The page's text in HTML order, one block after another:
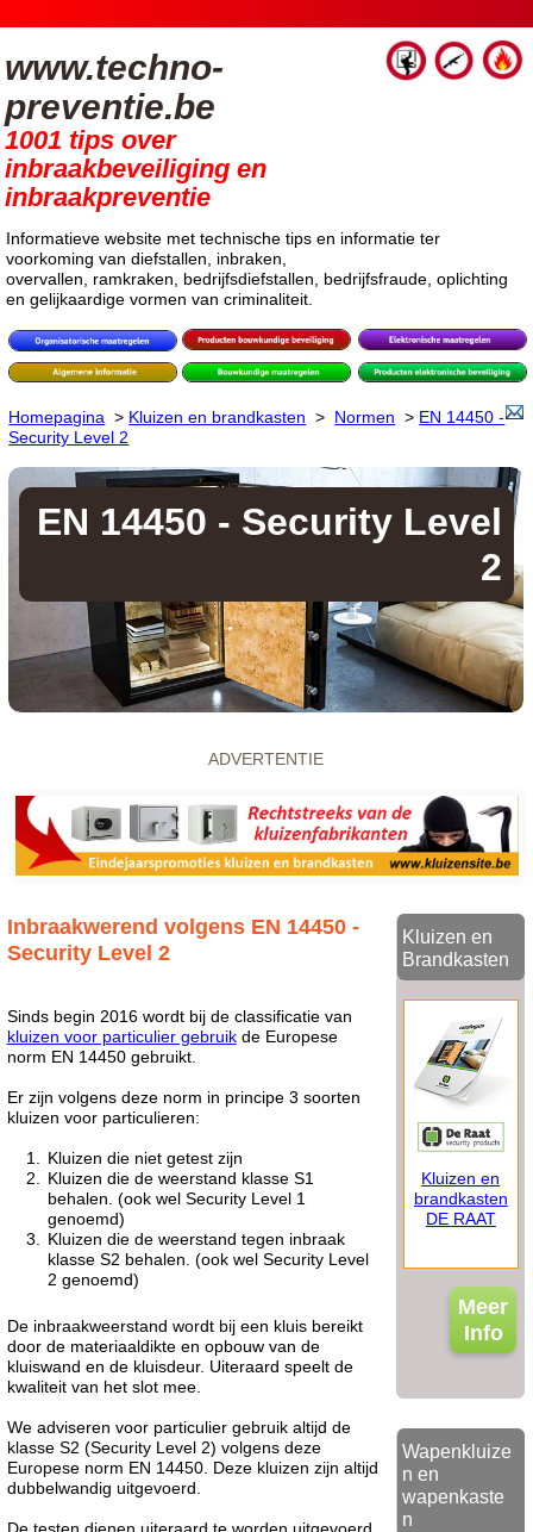
www.techno-
preventie.be
1001 tips over
inbraakbeveiliging en
inbraakpreventie
Informatieve website met technische tips en informatie ter
voorkoming van diefstallen, inbraken,
overvallen, ramkraken, bedrijfsdiefstallen, bedrijfsfraude, oplichting
en gelijkaardige vormen van criminaliteit.
Homepagina > Kluizen en brandkasten > Normen > EN 14450 -
Security Level 2
EN 14450 - Security Level
2
ADVERTENTIE
Inbraakwerend volgens EN 14450 -
Security Level 2
Sinds begin 2016 wordt bij de classificatie van
kluizen voor particulier gebruikde Europese
norm EN 14450 gebruikt.
Er zijn volgens deze norm in principe 3 soorten
kluizen voor particulieren:
Kluizen die niet getest zijn
Kluizen die de weerstand klasse S1
behalen. (ook wel Security Level 1
genoemd)
Kluizen die de weerstand tegen inbraak
klasse S2 behalen. (ook wel Security Level
2 genoemd)
De inbraakweerstand wordt bij een kluis bereikt
door de materiaaldikte en opbouw van de
kluiswand en de kluisdeur. Uiteraard speelt de
kwaliteit van het slot mee.
We adviseren voor particulier gebruik altijd de
klasse S2 (Security Level 2) volgens deze
Europese norm EN 14450. Deze kluizen zijn altijd
dubbelwandig uitgevoerd.
Kluizen en
Brandkasten
Kluizen en
brandkasten
DE RAAT
Meer
Info
Wapenkluize
n en
wapenkaste
n